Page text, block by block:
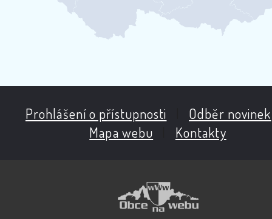
Prohlášení o přístupnosti Odběr novinek
Mapa webu
Kontakty